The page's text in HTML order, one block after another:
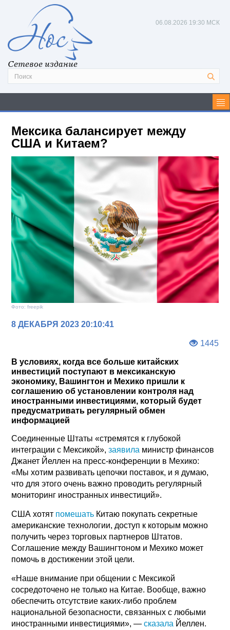
Сетевое издание
06.08.2026 19:30 МСК
Мексика балансирует между
США и Китаем?
Фото: freepik
8 ДЕКАБРЯ 2023 20:10:41
1445
В условиях, когда все больше китайских
инвестиций поступают в мексиканскую
экономику, Вашингтон и Мехико пришли к
соглашению об установлении контроля над
иностранными инвестициями, который будет
предусматривать регулярный обмен
информацией
Соединенные Штаты «стремятся к глубокой
интеграции с Мексикой»,заявила министр финансов
Джанет Йеллен на пресс-конференции в Мехико:
«Мы хотим развивать цепочки поставок, и я думаю,
что для этого очень важно проводить регулярный
мониторинг иностранных инвестиций».
США хотят помешать Китаю покупать секретные
американские технологии, доступ к которым можно
получить через торговых партнеров Штатов.
Соглашение между Вашингтоном и Мехико может
помочь в достижении этой цели.
«Наше внимание при общении с Мексикой
сосредоточено не только на Китае. Вообще, важно
обеспечить отсутствие каких-либо проблем
национальной безопасности, связанных с любыми
иностранными инвестициями», —сказала Йеллен.